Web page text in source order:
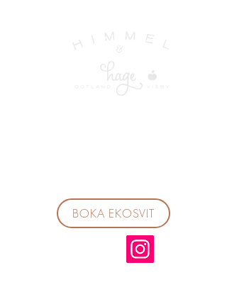
BOKA EKOSVIT